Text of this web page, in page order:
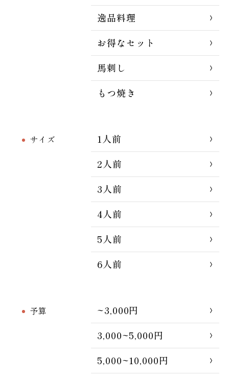
逸品料理
お得なセット
馬刺し
もつ焼き
サイズ
1人前
2人前
3人前
4人前
5人前
6人前
予算
~3,000円
3,000~5,000円
5,000~10,000円